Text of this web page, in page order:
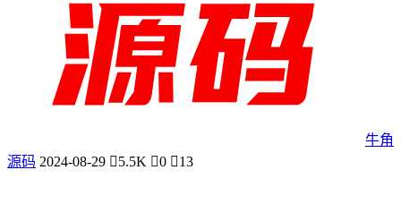
牛角
源码 2024-08-29 5.5K 0 13